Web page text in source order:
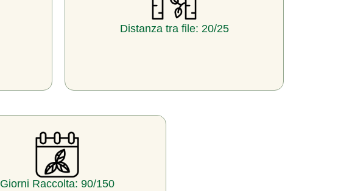
Distanza tra file: 20/25
Giorni Raccolta: 90/150